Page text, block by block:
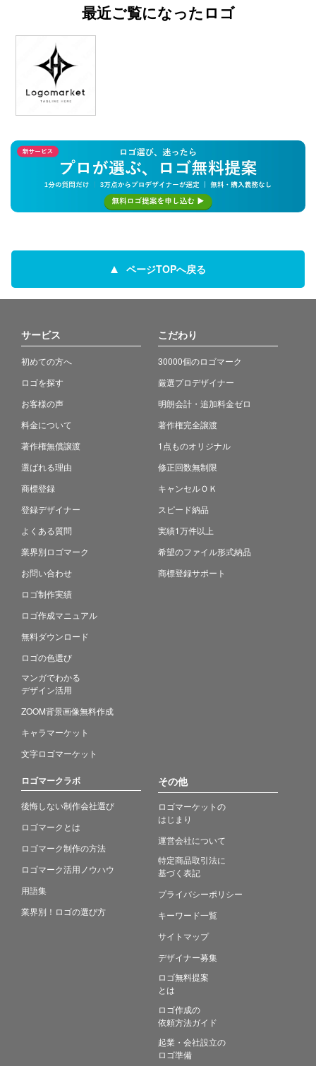
最近ご覧になったロゴ
ページTOPへ戻る
サービス
初めての方へ
ロゴを探す
お客様の声
料金について
著作権無償譲渡
選ばれる理由
商標登録
登録デザイナー
よくある質問
業界別ロゴマーク
お問い合わせ
ロゴ制作実績
ロゴ作成マニュアル
無料ダウンロード
ロゴの色選び
マンガでわかる
デザイン活用
ZOOM背景画像無料作成
キャラマーケット
文字ロゴマーケット
こだわり
30000個のロゴマーク
厳選プロデザイナー
明朗会計・追加料金ゼロ
著作権完全譲渡
1点ものオリジナル
修正回数無制限
キャンセルＯＫ
スピード納品
実績1万件以上
希望のファイル形式納品
商標登録サポート
ロゴマークラボ
後悔しない制作会社選び
ロゴマークとは
ロゴマーク制作の方法
ロゴマーク活用ノウハウ
用語集
業界別！ロゴの選び方
その他
ロゴマーケットの
はじまり
運営会社について
特定商品取引法に
基づく表記
プライバシーポリシー
キーワード一覧
サイトマップ
デザイナー募集
ロゴ無料提案
とは
ロゴ作成の
依頼方法ガイド
起業・会社設立の
ロゴ準備